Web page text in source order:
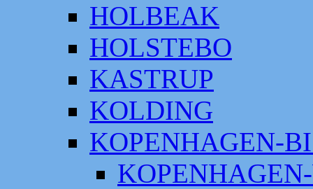
HOLBEAK
HOLSTEBO
KASTRUP
KOLDING
KOPENHAGEN-